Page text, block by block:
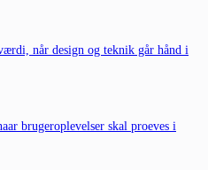
når design og teknik går hånd i
brugeroplevelser skal proeves i